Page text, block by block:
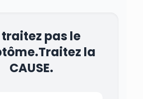
traitez pas le
Traitez la
CAUSE.